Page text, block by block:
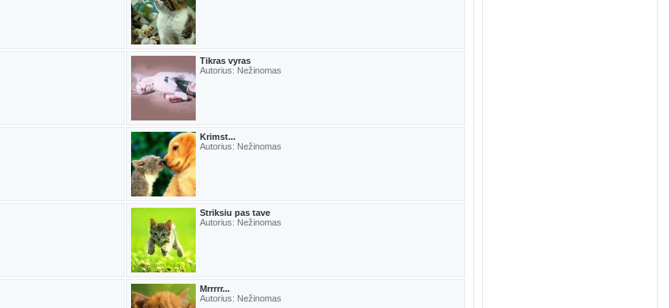
Tikras vyras
Autorius: Nežinomas
Krimst...
Autorius: Nežinomas
Striksiu pas tave
Autorius: Nežinomas
Mrrrrr...
Autorius: Nežinomas